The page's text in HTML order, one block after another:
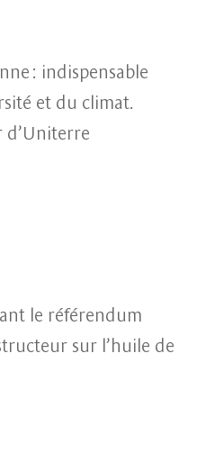
: indispensable
et du climat.
d’Uniterre
le référendum
sur l’huile de